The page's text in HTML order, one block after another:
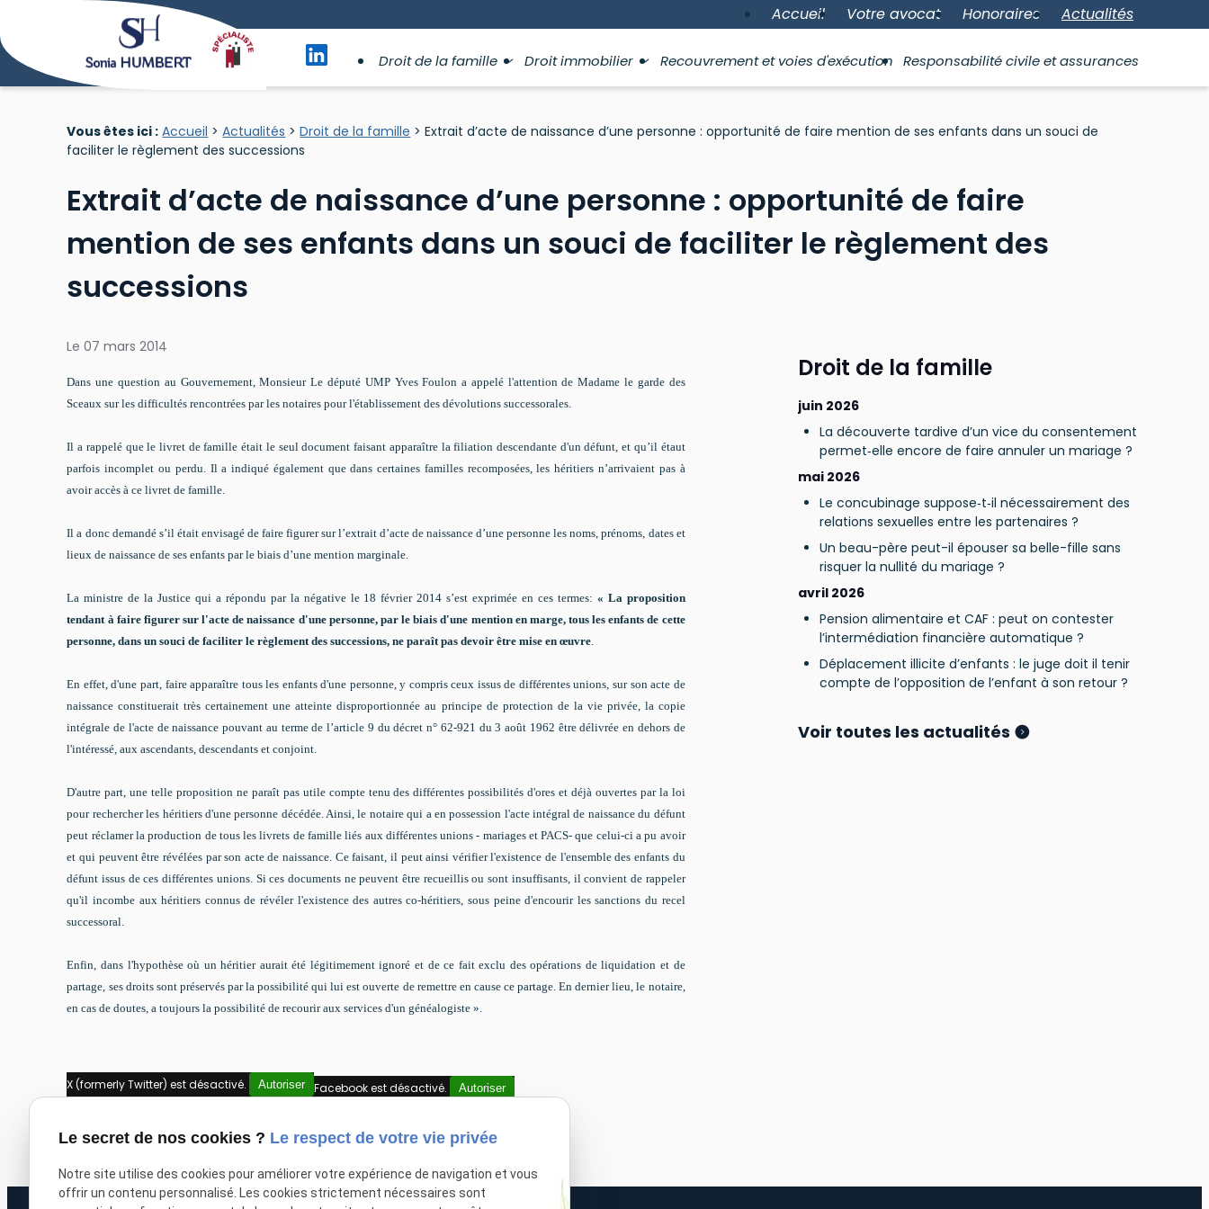
Accueil Votre avocat Honoraires Actualités
Droit de la famille Droit immobilier Recouvrement et voies d'exécution Responsabilité civile et assurances
Vous êtes ici : Accueil >Actualités >Droit de la famille > Extrait d’acte de naissance d’une personne : opportunité de faire mention de ses enfants dans un souci de
faciliter le règlement des successions
Extrait d’acte de naissance d’une personne : opportunité de faire
mention de ses enfants dans un souci de faciliter le règlement des
successions
Le07 mars 2014
Dans une question au Gouvernement, Monsieur Le député UMP Yves Foulon a appelé l'attention de Madame le garde des
Sceaux sur les difficultés rencontrées par les notaires pour l'établissement des dévolutions successorales.
Il a rappelé que le livret de famille était le seul document faisant apparaître la filiation descendante d'un défunt, et qu’il étaut
parfois incomplet ou perdu. Il a indiqué également que dans certaines familles recomposées, les héritiers n’arrivaient pas à
avoir accès à ce livret de famille.
Il a donc demandé s’il était envisagé de faire figurer sur l’extrait d’acte de naissance d’une personne les noms, prénoms, dates et
lieux de naissance de ses enfants par le biais d’une mention marginale.
La ministre de la Justice qui a répondu par la négative le 18 février 2014 s’est exprimée en ces termes: « La proposition
tendant à faire figurer sur l'acte de naissance d'une personne, par le biais d'une mention en marge, tous les enfants de cette
personne, dans un souci de faciliter le règlement des successions, ne paraît pas devoir être mise en œuvre.
En effet, d'une part, faire apparaître tous les enfants d'une personne, y compris ceux issus de différentes unions, sur son acte de
naissance constituerait très certainement une atteinte disproportionnée au principe de protection de la vie privée, la copie
intégrale de l'acte de naissance pouvant au terme de l’article 9 du décret n° 62-921 du 3 août 1962 être délivrée en dehors de
l'intéressé, aux ascendants, descendants et conjoint.
D'autre part, une telle proposition ne paraît pas utile compte tenu des différentes possibilités d'ores et déjà ouvertes par la loi
pour rechercher les héritiers d'une personne décédée. Ainsi, le notaire qui a en possession l'acte intégral de naissance du défunt
peut réclamer la production de tous les livrets de famille liés aux différentes unions - mariages et PACS- que celui-ci a pu avoir
et qui peuvent être révélées par son acte de naissance. Ce faisant, il peut ainsi vérifier l'existence de l'ensemble des enfants du
défunt issus de ces différentes unions. Si ces documents ne peuvent être recueillis ou sont insuffisants, il convient de rappeler
qu'il incombe aux héritiers connus de révéler l'existence des autres co-héritiers, sous peine d'encourir les sanctions du recel
successoral.
Enfin, dans l'hypothèse où un héritier aurait été légitimement ignoré et de ce fait exclu des opérations de liquidation et de
partage, ses droits sont préservés par la possibilité qui lui est ouverte de remettre en cause ce partage. En dernier lieu, le notaire,
en cas de doutes, a toujours la possibilité de recourir aux services d'un généalogiste ».
X (formerly Twitter) est désactivé. Autoriser Facebook est désactivé. Autoriser
Droit de la famille
juin 2026
La découverte tardive d’un vice du consentement
permet‑elle encore de faire annuler un mariage ?
mai 2026
Le concubinage suppose‑t‑il nécessairement des
relations sexuelles entre les partenaires ?
Un beau-père peut-il épouser sa belle-fille sans
risquer la nullité du mariage ?
avril 2026
Pension alimentaire et CAF : peut on contester
l’intermédiation financière automatique ?
Déplacement illicite d’enfants : le juge doit il tenir
compte de l’opposition de l’enfant à son retour ?
Voir toutes les actualités
Panneau de gestion des cookies
Le secret de nos cookies ? Le respect de votre vie privée
Notre site utilise des cookies pour améliorer votre expérience de navigation et vous
offrir un contenu personnalisé. Les cookies strictement nécessaires sont